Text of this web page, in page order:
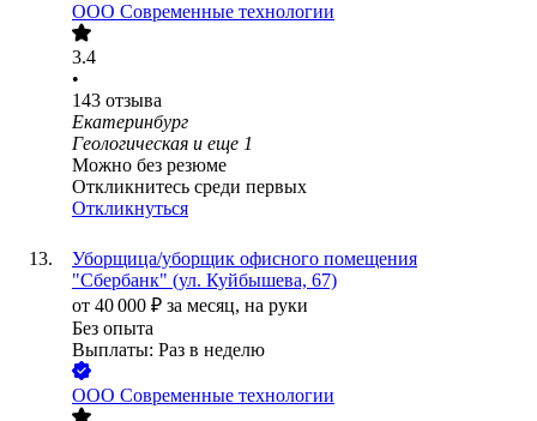
ООО Современные технологии
3.4
•
143 отзыва
Екатеринбург
Геологическая и еще 1
Можно без резюме
Откликнитесь среди первых
Откликнуться
Уборщица/уборщик офисного помещения
"Сбербанк" (ул. Куйбышева, 67)
от 40 000 ₽ за месяц, на руки
Без опыта
Выплаты: Раз в неделю
ООО Современные технологии